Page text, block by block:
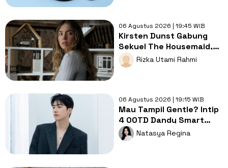
06 Agustus 2026 | 19:45 WIB
Kirsten Dunst Gabung
Sekuel The Housemaid,
Intip Sinopsis dan Jadwal
Tayang
Rizka Utami Rahmi
06 Agustus 2026 | 19:15 WIB
Mau Tampil Gentle? Intip
4 OOTD Dandy Smart
Casual ala Kang Hoon
Natasya Regina